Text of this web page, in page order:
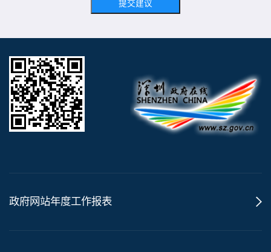
提交建议
政府网站年度工作报表